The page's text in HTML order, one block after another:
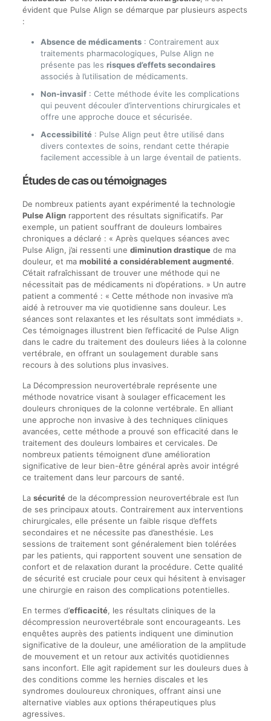
évident que Pulse Align se démarque par plusieurs aspects
:
Absence de médicaments: Contrairement aux
traitements pharmacologiques, Pulse Align ne
présente pas les risques d’effets secondaires
associés à l’utilisation de médicaments.
Non-invasif: Cette méthode évite les complications
qui peuvent découler d’interventions chirurgicales et
offre une approche douce et sécurisée.
Accessibilité: Pulse Align peut être utilisé dans
divers contextes de soins, rendant cette thérapie
facilement accessible à un large éventail de patients.
Études de cas ou témoignages
De nombreux patients ayant expérimenté la technologie
Pulse Alignrapportent des résultats significatifs. Par
exemple, un patient souffrant de douleurs lombaires
chroniques a déclaré : « Après quelques séances avec
Pulse Align, j’ai ressenti une diminution drastiquede ma
douleur, et ma mobilité a considérablement augmenté.
C’était rafraîchissant de trouver une méthode qui ne
nécessitait pas de médicaments ni d’opérations. » Un autre
patient a commenté : « Cette méthode non invasive m’a
aidé à retrouver ma vie quotidienne sans douleur. Les
séances sont relaxantes et les résultats sont immédiats ».
Ces témoignages illustrent bien l’efficacité de Pulse Align
dans le cadre du traitement des douleurs liées à la colonne
vertébrale, en offrant un soulagement durable sans
recours à des solutions plus invasives.
La Décompression neurovertébrale représente une
méthode novatrice visant à soulager efficacement les
douleurs chroniques de la colonne vertébrale. En alliant
une approche non invasive à des techniques cliniques
avancées, cette méthode a prouvé son efficacité dans le
traitement des douleurs lombaires et cervicales. De
nombreux patients témoignent d’une amélioration
significative de leur bien-être général après avoir intégré
ce traitement dans leur parcours de santé.
La sécuritéde la décompression neurovertébrale est l’un
de ses principaux atouts. Contrairement aux interventions
chirurgicales, elle présente un faible risque d’effets
secondaires et ne nécessite pas d’anesthésie. Les
sessions de traitement sont généralement bien tolérées
par les patients, qui rapportent souvent une sensation de
confort et de relaxation durant la procédure. Cette qualité
de sécurité est cruciale pour ceux qui hésitent à envisager
une chirurgie en raison des complications potentielles.
En termes d’efficacité, les résultats cliniques de la
décompression neurovertébrale sont encourageants. Les
enquêtes auprès des patients indiquent une diminution
significative de la douleur, une amélioration de la amplitude
de mouvement et un retour aux activités quotidiennes
sans inconfort. Elle agit rapidement sur les douleurs dues à
des conditions comme les hernies discales et les
syndromes douloureux chroniques, offrant ainsi une
alternative viables aux options thérapeutiques plus
agressives.